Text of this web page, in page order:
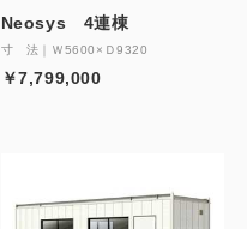
Neosys 4連棟
寸 法｜Ｗ5600×Ｄ9320
￥7,799,000